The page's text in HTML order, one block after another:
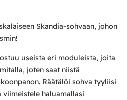
Skandia-sohvaan, johon
useista eri moduleista, joita
joten saat niistä
Räätälöi sohva tyyliisi
viimeistele haluamallasi